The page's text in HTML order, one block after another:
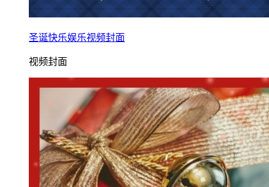
圣诞快乐娱乐视频封面
视频封面